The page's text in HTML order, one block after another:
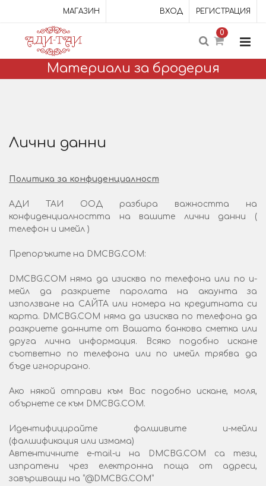
ВХОД РЕГИСТРАЦИЯ
МАГАЗИН
0
Материали за бродерия
Лични данни
Политика за конфиденциалност
АДИ ТАИ ООД разбира важността на
конфиденциалността на вашите лични данни (
телефон и имейл )
Препоръките на DMCBG.COM:
DMCBG.COM няма да изисква по телефона или по и-
мейл да разкриете паролата на акаунта за
използване на САЙТА или номера на кредитната си
карта. DMCBG.COM няма да изисква по телефона да
разкриете данните от Вашата банкова сметка или
друга лична информация. Всяко подобно искане
съответно по телефона или по имейл трябва да
бъде игнорирано.
Ако някой отправи към Вас подобно искане, моля,
обърнете се към DMCBG.COM.
Идентифицирайте фалшивите и-мейли
(фалшификация или измама)
Автентичните e-mail-и на DMCBG.COM са тези,
изпратени чрез електронна поща от адреси,
завършващи на “@DMCBG.COM”